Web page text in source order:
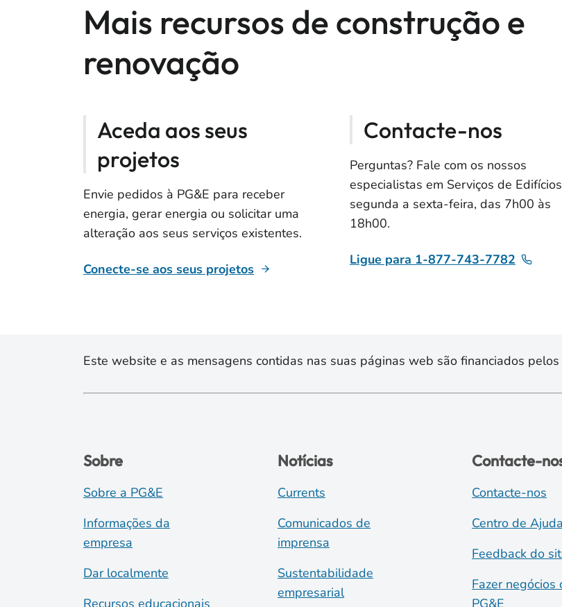
Mais recursos de construção e
renovação
Aceda aos seus
projetos
Envie pedidos à PG&E para receber
energia, gerar energia ou solicitar uma
alteração aos seus serviços existentes.
Conecte-se aos seus projetos
Contacte-nos
Perguntas? Fale com os nossos
especialistas em Serviços de
segunda a sexta-feira, das 7h00 às
18h00.
Ligue para 1-877-743-7782
Este website e as mensagens contidas nas suas páginas web são financiados
Sobre
Sobre a PG&E
Informações da
empresa
Dar localmente
Recursos educacionais
Notícias
Currents
Comunicados de
imprensa
Sustentabilidade
empresarial
Contacte-
Contacte-nos
Centro de Ajuda
Feedback do
Fazer negócios
PG&E